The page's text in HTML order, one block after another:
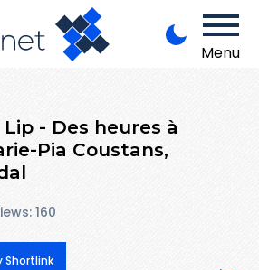
Menu
- Des heures à
Pia Coustans,
160
Shortlink